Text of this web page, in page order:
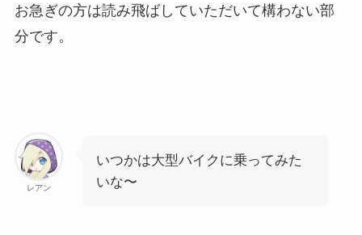
お急ぎの方は読み飛ばしていただいて構わない部
分です。
レアン
いつかは大型バイクに乗ってみた
いな〜